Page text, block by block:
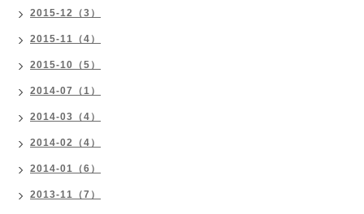
2015-12（3）
2015-11（4）
2015-10（5）
2014-07（1）
2014-03（4）
2014-02（4）
2014-01（6）
2013-11（7）